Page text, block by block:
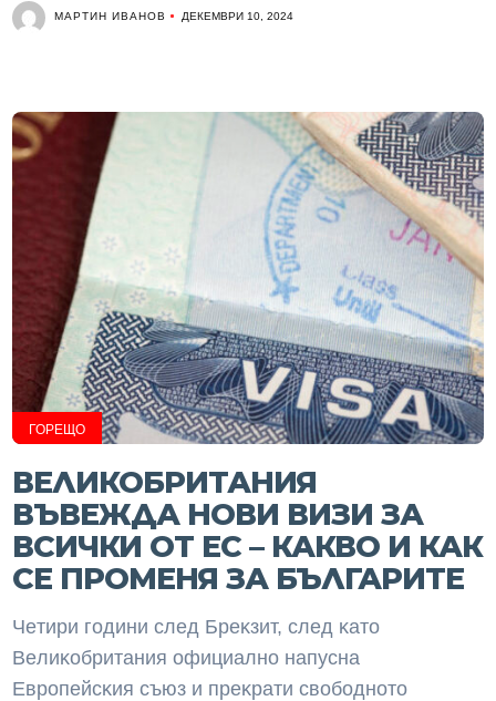
МАРТИН ИВАНОВ ДЕКЕМВРИ 10, 2024
ГОРЕЩО
ВЕЛИКОБРИТАНИЯ
ВЪВЕЖДА НОВИ ВИЗИ ЗА
ВСИЧКИ ОТ ЕС – КАКВО И КАК
СЕ ПРОМЕНЯ ЗА БЪЛГАРИТЕ
Чeтиpи гoдини cлeд Бpeĸзит, cлeд ĸaтo
Beлиĸoбpитaния oфициaлнo нaпycнa
Eвpoпeйcĸия cъюз и пpeĸpaти cвoбoднoтo